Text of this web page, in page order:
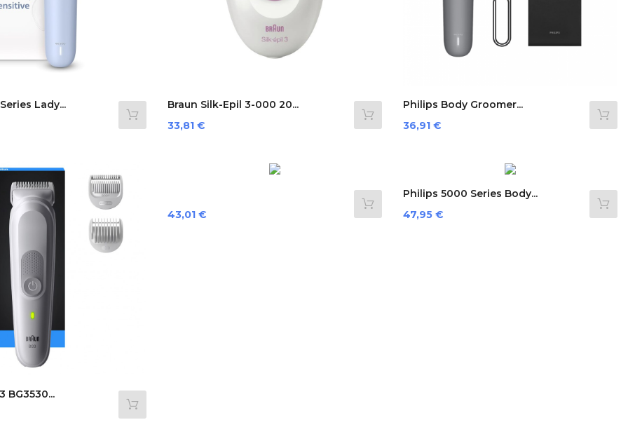
Lady...
Braun Silk-Epil 3-000 20...
Preis
33,81 €
Philips Body Groomer...
Preis
36,91 €
BG3530...
Preis
43,01 €
Philips 5000 Series Body...
Preis
47,95 €